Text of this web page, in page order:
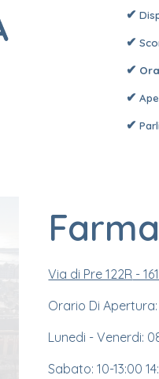
✔
✔
✔
✔
✔ P
Via di Pre 122R -
Orario Di Apertura:
Lunedi - Venerdi:
Sabato:10-13:00 14: